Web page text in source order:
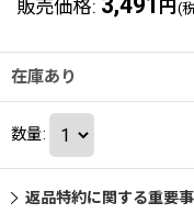
販売価格: 円 (
在庫あり
数量:
返品特約に関する重要